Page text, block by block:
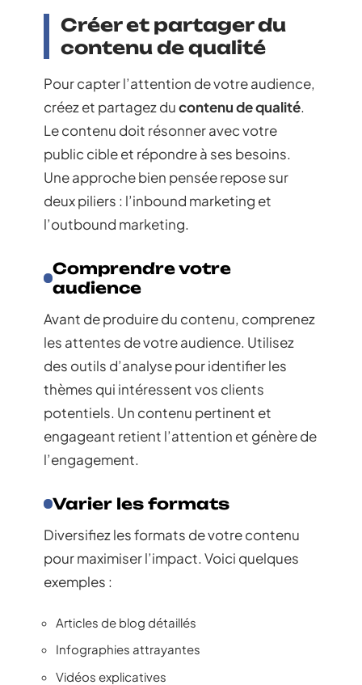
Créer et partager du
contenu de qualité
Pour capter l’attention de votre audience,
créez et partagez ducontenu de qualité.
Le contenu doit résonner avec votre
public cible et répondre à ses besoins.
Une approche bien pensée repose sur
deux piliers : l’inbound marketing et
l’outbound marketing.
Comprendre votre
audience
Avant de produire du contenu, comprenez
les attentes de votre audience. Utilisez
des outils d’analyse pour identifier les
thèmes qui intéressent vos clients
potentiels. Un contenu pertinent et
engageant retient l’attention et génère de
l’engagement.
Varier les formats
Diversifiez les formats de votre contenu
pour maximiser l’impact. Voici quelques
exemples :
Articles de blog détaillés
Infographies attrayantes
Vidéos explicatives